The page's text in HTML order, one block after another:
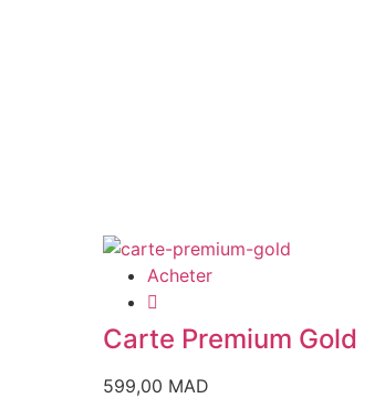
Acheter
Carte Premium Gold
599,00 MAD